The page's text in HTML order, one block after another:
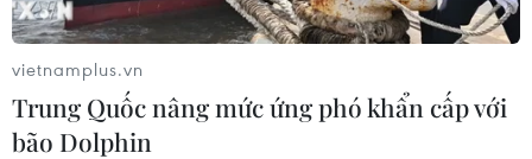
vietnamplus.vn
Trung Quốc nâng mức ứng phó khẩn cấp với
bão Dolphin